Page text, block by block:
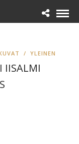
/ YLEINEN
IISALMI